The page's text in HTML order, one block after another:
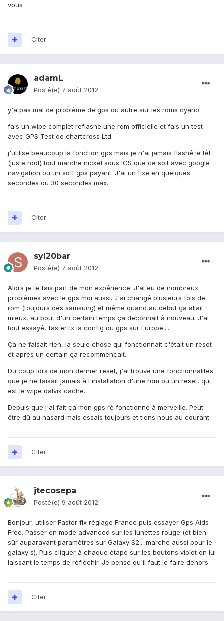
vous
Citer
adamL
Posté(e) 7 août 2012
y'a pas mal de problème de gps ou autre sur les roms cyano
fais un wipe complet reflashe une rom officielle et fais un test
avec GPS Test de chartcross Ltd
j'utilise beaucoup la fonction gps mais je n'ai jamais flashé le tèl
(juste root) tout marche nickel sous ICS que ce soit avec google
navigation ou un soft gps payant. J'ai un fixe en quelques
secondes ou 30 secondes max.
Citer
syl20bar
Posté(e) 7 août 2012
Alors je te fais part de mon expérience. J'ai eu de nombreux
problèmes avec le gps moi aussi. J'ai changé plusieurs fois de
rom (toujours des samsung) et même quand au début ça allait
mieux, au bout d'un certain temps ça deconnait à nouveau. J'ai
tout essayé, fasterfix la config du gps sur Europe....
Ça ne faisait rien, la seule chose qui fonctionnait c'était un reset
et après un certain ça recommençait.
Du coup lors de mon dernier reset, j'ai trouvé une fonctionnalités
que je ne faisait jamais à l'installation d'une rom ou un reset, qui
est le wipe dalvik cache.
Depuis que j'ai fait ça mon gps ré fonctionne à merveille. Peut
être dû au hasard mais essais toujours et tiens nous au courant.
Citer
jtecosepa
Posté(e) 9 août 2012
Bonjour, utiliser Faster fix réglage France puis essayer Gps Aids
Free. Passer en mode advanced sur les lunettes rouge (et bien
sûr auparavant paramètres sur Galaxy S2... marche aussi pour le
galaxy s). Puis cliquer à chaque étape sur les boutons violet en lui
laissant le temps de réfléchir. Je pense qu'il faut le faire dehors.
Citer